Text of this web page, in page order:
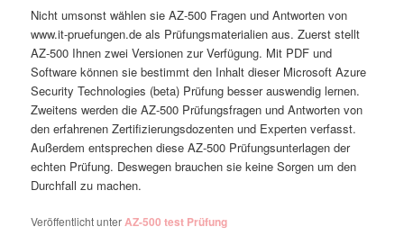
Nicht umsonst wählen sie AZ-500 Fragen und Antworten von
www.it-pruefungen.de als Prüfungsmaterialien aus. Zuerst stellt
AZ-500 Ihnen zwei Versionen zur Verfügung. Mit PDF und
Software können sie bestimmt den Inhalt dieser Microsoft Azure
Security Technologies (beta) Prüfung besser auswendig lernen.
Zweitens werden die AZ-500 Prüfungsfragen und Antworten von
den erfahrenen Zertifizierungsdozenten und Experten verfasst.
Außerdem entsprechen diese AZ-500 Prüfungsunterlagen der
echten Prüfung. Deswegen brauchen sie keine Sorgen um den
Durchfall zu machen.
Veröffentlicht unterAZ-500 test Prüfung